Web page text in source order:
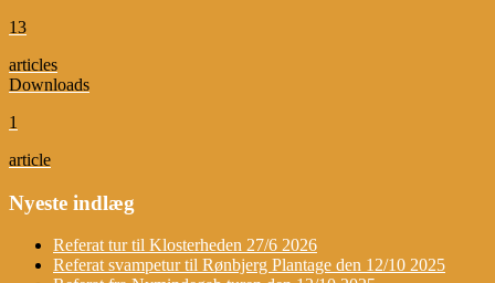
13
articles
Downloads
1
article
Nyeste indlæg
Referat tur til Klosterheden 27/6 2026
Referat svampetur til Rønbjerg Plantage den 12/10 2025